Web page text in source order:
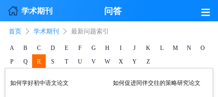
≡
学术期刊 问答
首页 学术期刊 最新问题索引
A B C D E F G H I J K L M N
O
P
Q R S T U V W X Y Z
如何学好初中语文论文 如何促进同伴交往的策略研究论文